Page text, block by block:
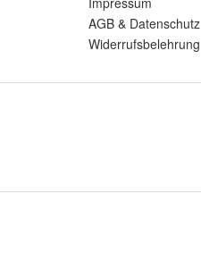
AGB & Datenschutz
Widerrufsbelehrung